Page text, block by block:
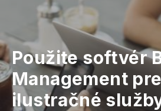
Použite softvér
Management
ilustračné